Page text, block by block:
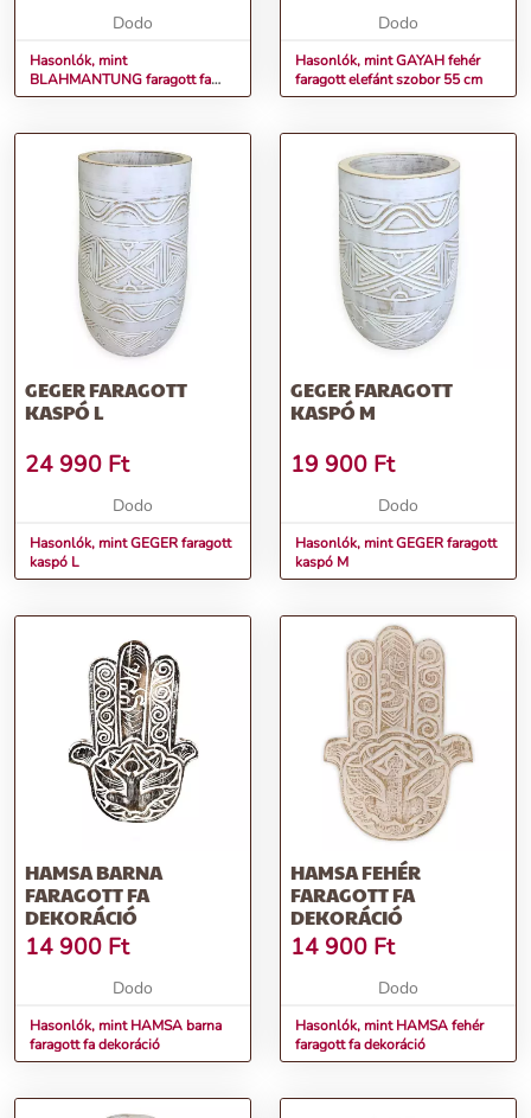
Dodo
Hasonlók, mint
BLAHMANTUNG faragott fa
asztali lámpa
Dodo
Hasonlók, mint GAYAH fehér
faragott elefánt szobor 55 cm
GEGER FARAGOTT
KASPÓ L
24 990 Ft
Dodo
Hasonlók, mint GEGER faragott
kaspó L
GEGER FARAGOTT
KASPÓ M
19 900 Ft
Dodo
Hasonlók, mint GEGER faragott
kaspó M
HAMSA BARNA
FARAGOTT FA
DEKORÁCIÓ
14 900 Ft
Dodo
Hasonlók, mint HAMSA barna
faragott fa dekoráció
HAMSA FEHÉR
FARAGOTT FA
DEKORÁCIÓ
14 900 Ft
Dodo
Hasonlók, mint HAMSA fehér
faragott fa dekoráció